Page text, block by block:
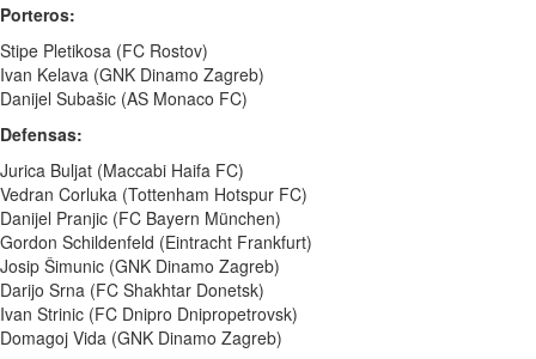
Porteros:
Stipe Pletikosa (FC Rostov)
Ivan Kelava (GNK Dinamo Zagreb)
Danijel Subašic (AS Monaco FC)
Defensas:
Jurica Buljat (Maccabi Haifa FC)
Vedran Corluka (Tottenham Hotspur FC)
Danijel Pranjic (FC Bayern München)
Gordon Schildenfeld (Eintracht Frankfurt)
Josip Šimunic (GNK Dinamo Zagreb)
Darijo Srna (FC Shakhtar Donetsk)
Ivan Strinic (FC Dnipro Dnipropetrovsk)
Domagoj Vida (GNK Dinamo Zagreb)